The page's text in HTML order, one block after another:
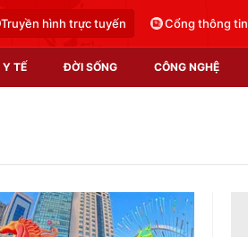
Truyền hình trực tuyến Cổng thông tin
Y TẾ ĐỜI SỐNG CÔNG NGHỆ
Video